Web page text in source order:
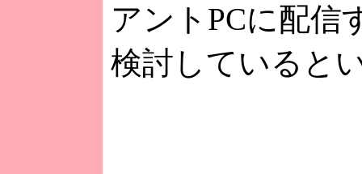
アントPCに配信
検討していると